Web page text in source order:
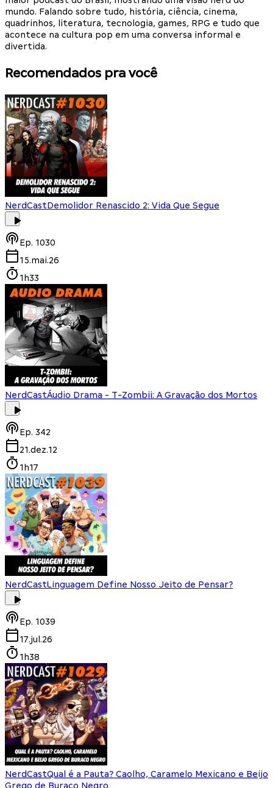
mundo. Falando sobre tudo, história, ciência, cinema,
quadrinhos, literatura, tecnologia, games, RPG e tudo que
acontece na cultura pop em uma conversa informal e
divertida.
Recomendados pra você
NerdCastDemolidor Renascido 2: Vida Que Segue
Ep. 1030
15.mai.26
1h33
NerdCastÁudio Drama - T-Zombii: A Gravação dos Mortos
Ep. 342
21.dez.12
1h17
NerdCastLinguagem Define Nosso Jeito de Pensar?
Ep. 1039
17.jul.26
1h38
NerdCastQual é a Pauta? Caolho, Caramelo Mexicano e Beijo
Grego de Buraco Negro